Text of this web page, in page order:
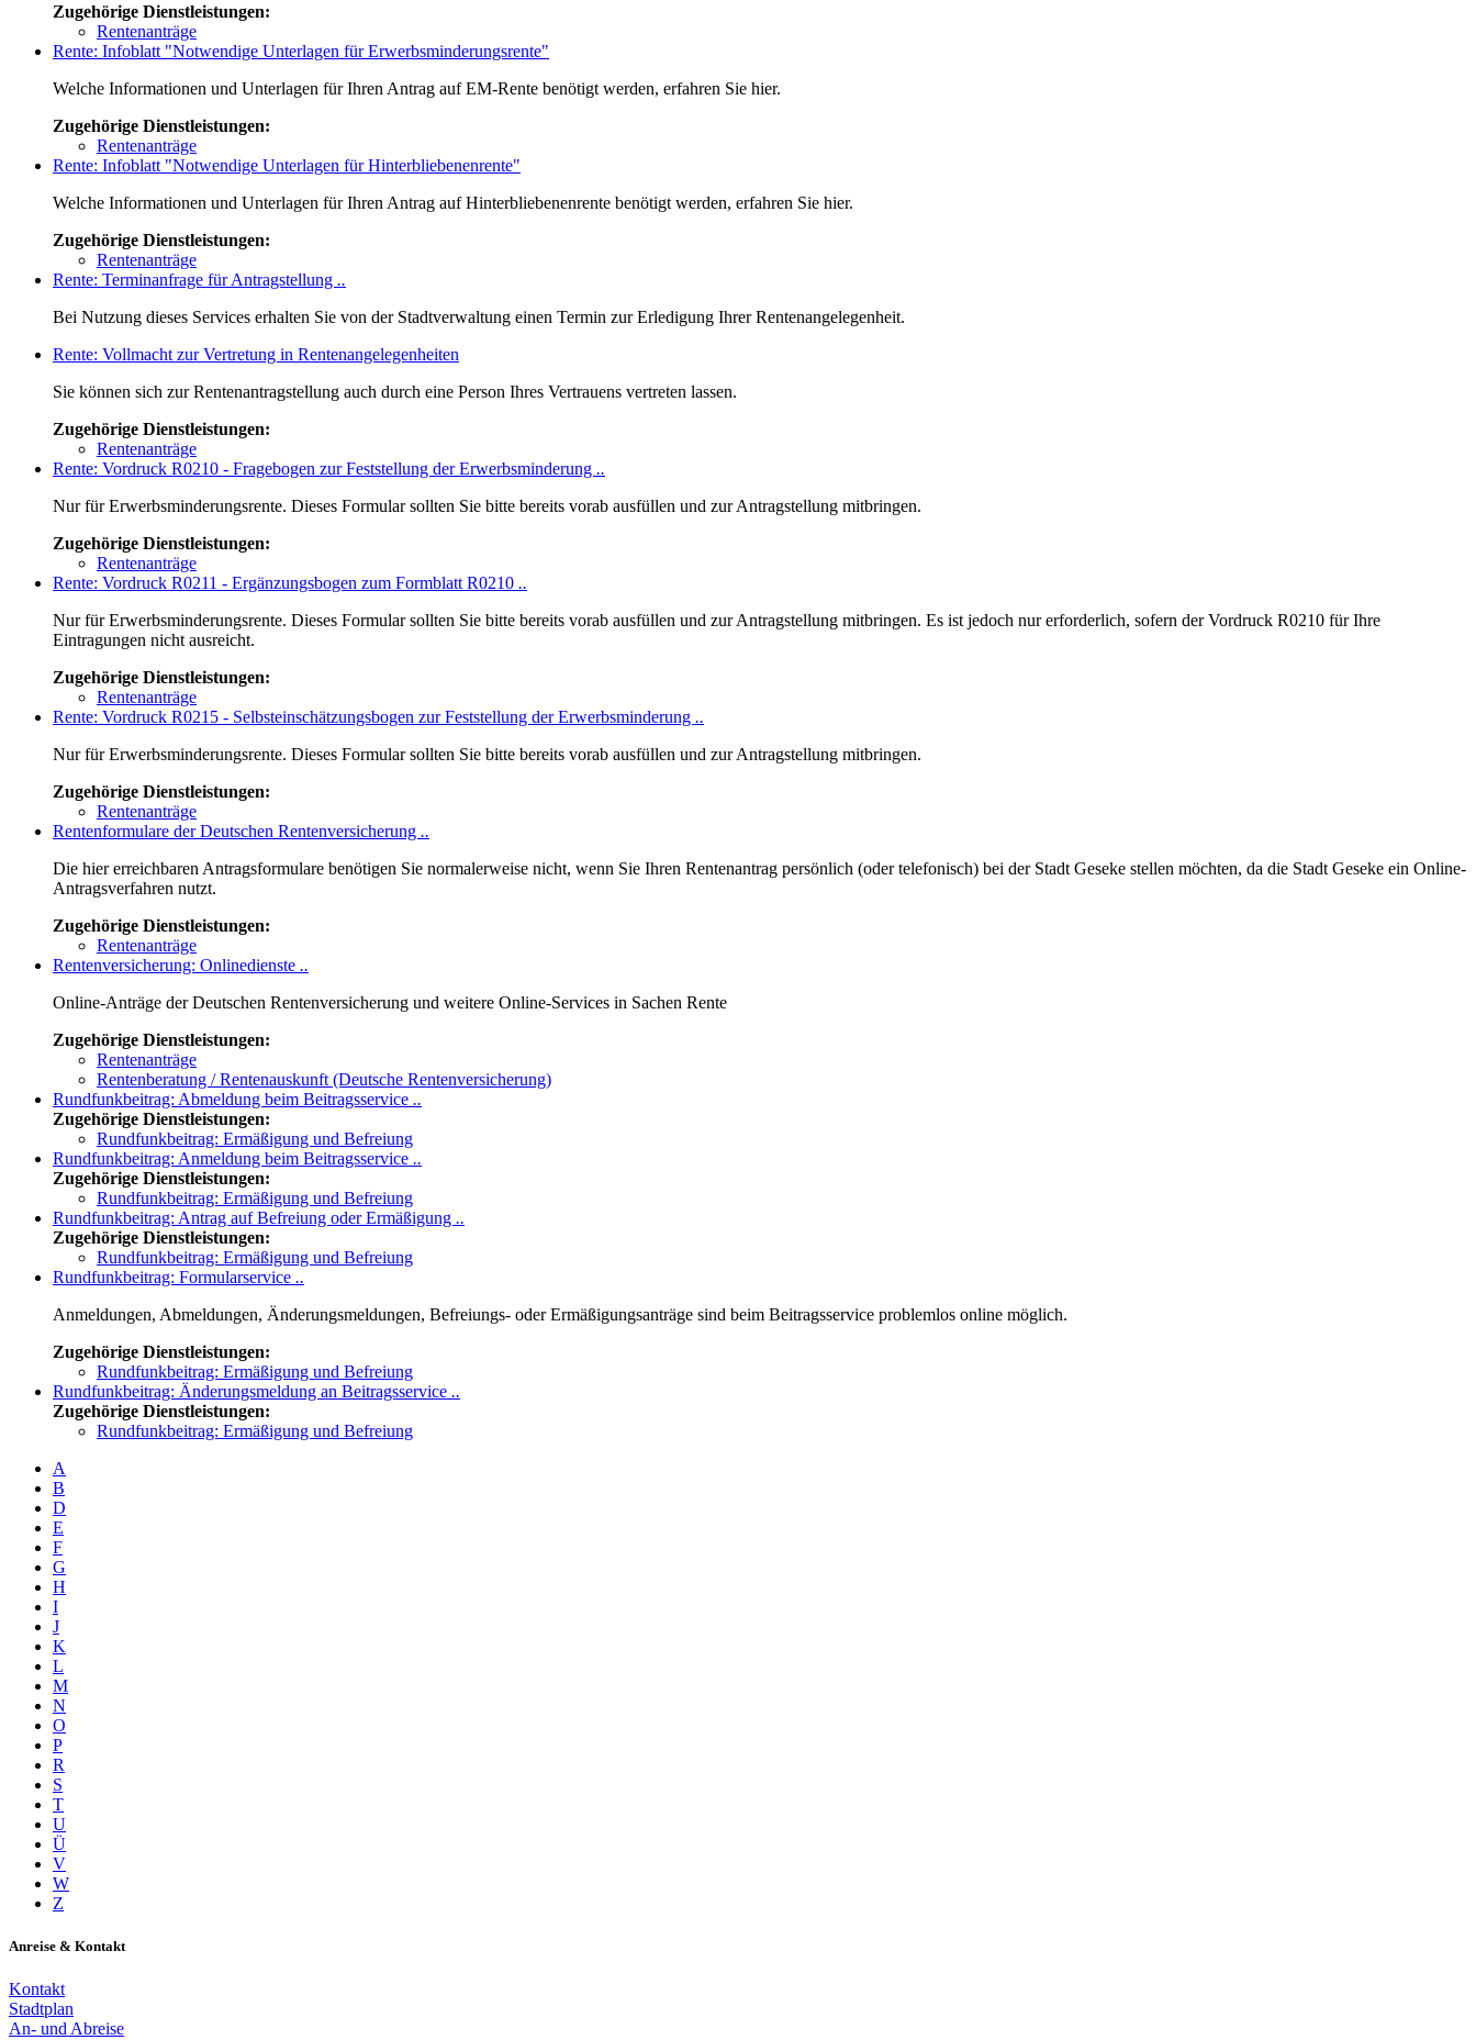
Zugehörige Dienstleistungen:
Rentenanträge
Rente: Infoblatt "Notwendige Unterlagen für Erwerbsminderungsrente"
Welche Informationen und Unterlagen für Ihren Antrag auf EM-Rente benötigt werden, erfahren Sie hier.
Zugehörige Dienstleistungen:
Rentenanträge
Rente: Infoblatt "Notwendige Unterlagen für Hinterbliebenenrente"
Welche Informationen und Unterlagen für Ihren Antrag auf Hinterbliebenenrente benötigt werden, erfahren Sie hier.
Zugehörige Dienstleistungen:
Rentenanträge
Rente: Terminanfrage für Antragstellung ..
Bei Nutzung dieses Services erhalten Sie von der Stadtverwaltung einen Termin zur Erledigung Ihrer Rentenangelegenheit.
Rente: Vollmacht zur Vertretung in Rentenangelegenheiten
Sie können sich zur Rentenantragstellung auch durch eine Person Ihres Vertrauens vertreten lassen.
Zugehörige Dienstleistungen:
Rentenanträge
Rente: Vordruck R0210 - Fragebogen zur Feststellung der Erwerbsminderung ..
Nur für Erwerbsminderungsrente. Dieses Formular sollten Sie bitte bereits vorab ausfüllen und zur Antragstellung mitbringen.
Zugehörige Dienstleistungen:
Rentenanträge
Rente: Vordruck R0211 - Ergänzungsbogen zum Formblatt R0210 ..
Nur für Erwerbsminderungsrente. Dieses Formular sollten Sie bitte bereits vorab ausfüllen und zur Antragstellung mitbringen. Es ist jedoch nur erforderlich, sofern der Vordruck R0210 für Ihre
Eintragungen nicht ausreicht.
Zugehörige Dienstleistungen:
Rentenanträge
Rente: Vordruck R0215 - Selbsteinschätzungsbogen zur Feststellung der Erwerbsminderung ..
Nur für Erwerbsminderungsrente. Dieses Formular sollten Sie bitte bereits vorab ausfüllen und zur Antragstellung mitbringen.
Zugehörige Dienstleistungen:
Rentenanträge
Rentenformulare der Deutschen Rentenversicherung ..
Die hier erreichbaren Antragsformulare benötigen Sie normalerweise nicht, wenn Sie Ihren Rentenantrag persönlich (oder telefonisch) bei der Stadt Geseke stellen möchten, da die Stadt Geseke ein Online-
Antragsverfahren nutzt.
Zugehörige Dienstleistungen:
Rentenanträge
Rentenversicherung: Onlinedienste ..
Online-Anträge der Deutschen Rentenversicherung und weitere Online-Services in Sachen Rente
Zugehörige Dienstleistungen:
Rentenanträge
Rentenberatung / Rentenauskunft (Deutsche Rentenversicherung)
Rundfunkbeitrag: Abmeldung beim Beitragsservice ..
Zugehörige Dienstleistungen:
Rundfunkbeitrag: Ermäßigung und Befreiung
Rundfunkbeitrag: Anmeldung beim Beitragsservice ..
Zugehörige Dienstleistungen:
Rundfunkbeitrag: Ermäßigung und Befreiung
Rundfunkbeitrag: Antrag auf Befreiung oder Ermäßigung ..
Zugehörige Dienstleistungen:
Rundfunkbeitrag: Ermäßigung und Befreiung
Rundfunkbeitrag: Formularservice ..
Anmeldungen, Abmeldungen, Änderungsmeldungen, Befreiungs- oder Ermäßigungsanträge sind beim Beitragsservice problemlos online möglich.
Zugehörige Dienstleistungen:
Rundfunkbeitrag: Ermäßigung und Befreiung
Rundfunkbeitrag: Änderungsmeldung an Beitragsservice ..
Zugehörige Dienstleistungen:
Rundfunkbeitrag: Ermäßigung und Befreiung
A
B
D
E
F
G
H
I
J
K
L
M
N
O
P
R
S
T
U
Ü
V
W
Z
Anreise & Kontakt
Kontakt
Stadtplan
An- und Abreise